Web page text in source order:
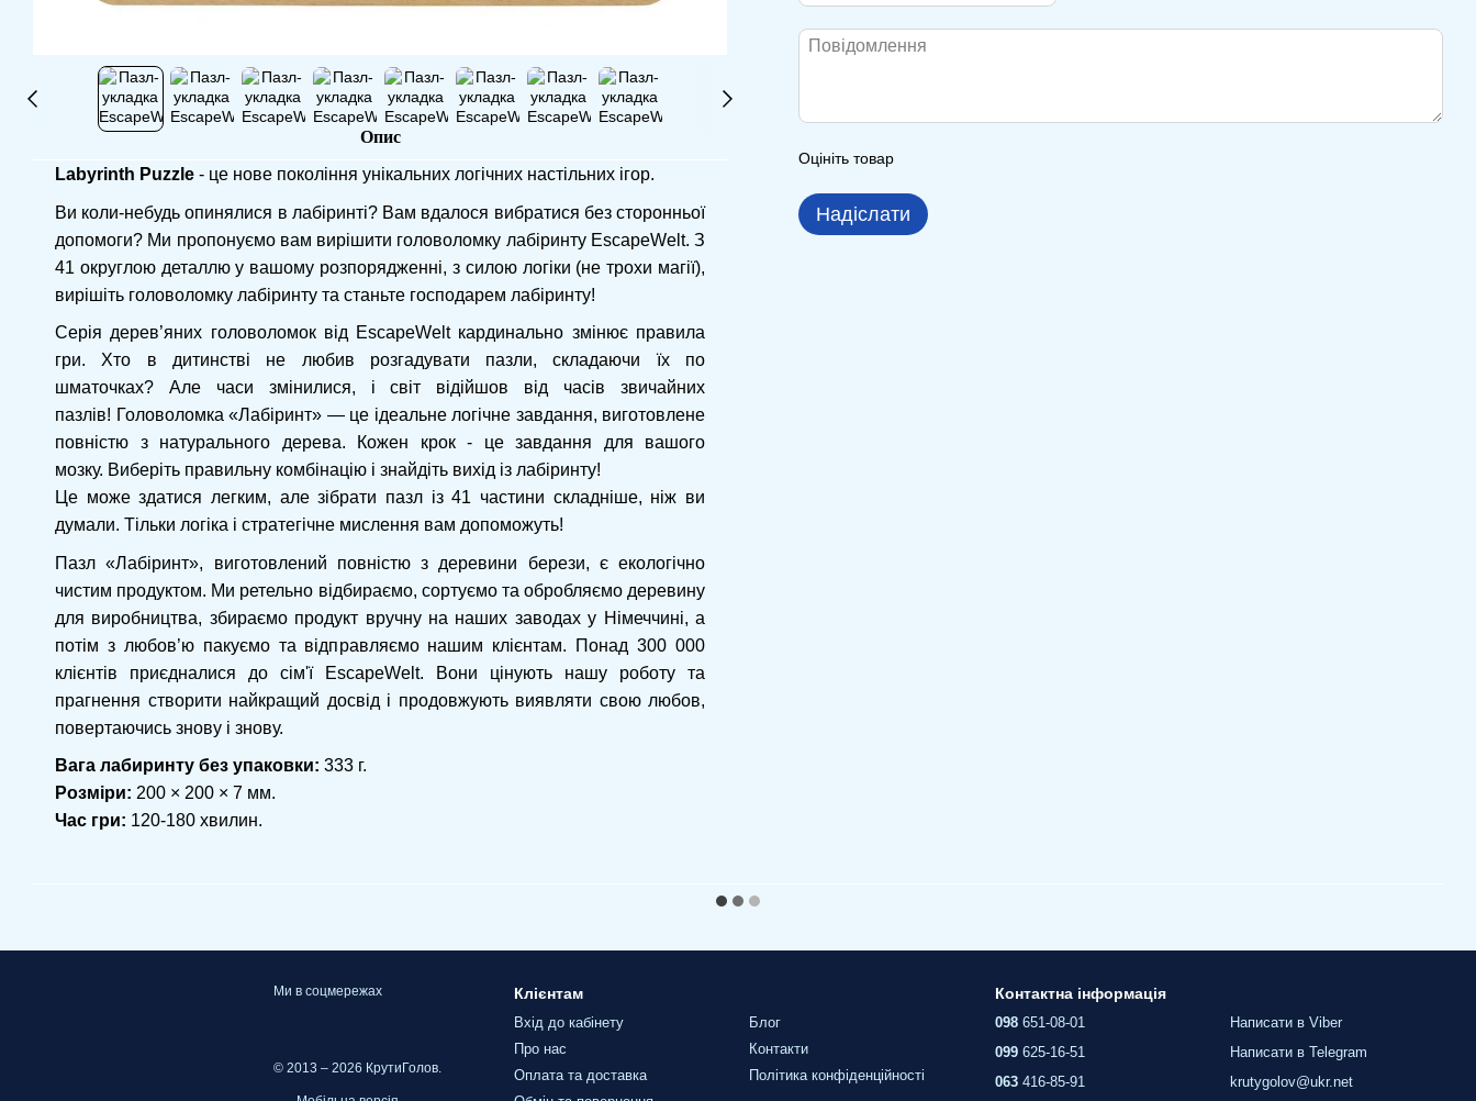
Опис
Labyrinth Puzzle - це нове покоління унікальних логічних настільних ігор.
Ви коли-небудь опинялися в лабіринті? Вам вдалося вибратися без сторонньої
допомоги? Ми пропонуємо вам вирішити головоломку лабіринту EscapeWelt. З
41 округлою деталлю у вашому розпорядженні, з силою логіки (не трохи магії),
вирішіть головоломку лабіринту та станьте господарем лабіринту!
Серія дерев’яних головоломок від EscapeWelt кардинально змінює правила
гри. Хто в дитинстві не любив розгадувати пазли, складаючи їх по
шматочках? Але часи змінилися, і світ відійшов від часів звичайних
пазлів! Головоломка «Лабіринт» — це ідеальне логічне завдання, виготовлене
повністю з натурального дерева. Кожен крок - це завдання для вашого
мозку. Виберіть правильну комбінацію і знайдіть вихід із лабіринту!
Це може здатися легким, але зібрати пазл із 41 частини складніше, ніж ви
думали. Тільки логіка і стратегічне мислення вам допоможуть!
Пазл «Лабіринт», виготовлений повністю з деревини берези, є екологічно
чистим продуктом. Ми ретельно відбираємо, сортуємо та обробляємо деревину
для виробництва, збираємо продукт вручну на наших заводах у Німеччині, а
потім з любов’ю пакуємо та відправляємо нашим клієнтам. Понад 300 000
клієнтів приєдналися до сім'ї EscapeWelt. Вони цінують нашу роботу та
прагнення створити найкращий досвід і продовжують виявляти свою любов,
повертаючись знову і знову.
Вага лабиринту без упаковки: 333 г.
Розміри: 200 × 200 × 7 мм.
Час гри: 120-180 хвилин.
Оцініть товар
Надіслати
Ми в соцмережах
© 2013 – 2026 КрутиГолов.
Клієнтам
Вхід до кабінету
Про нас
Оплата та доставка
Блог
Контакти
Політика конфіденційності
Контактна інформація
098 651-08-01
099 625-16-51
063 416-85-91
Написати в Viber
Написати в Telegram
krutygolov@ukr.net